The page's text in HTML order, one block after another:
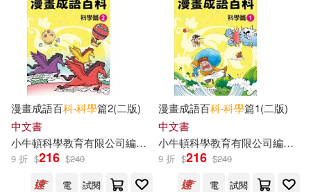
漫畫成語百科·科學篇2(二版)
中文書
小牛頓科學教育有限公司編輯 團隊
9 折 $216 $240
電
試閱
漫畫成語百科·科學篇1(二版)
中文書
小牛頓科學教育有限公司編輯
9 折 $216 $240
電
試閱